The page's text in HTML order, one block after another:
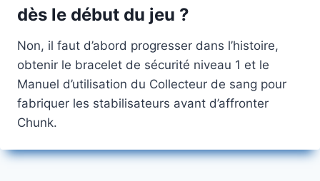
dès le début du jeu ?
Non, il faut d’abord progresser dans l’histoire,
obtenir le bracelet de sécurité niveau 1 et le
Manuel d’utilisation du Collecteur de sang pour
fabriquer les stabilisateurs avant d’affronter
Chunk.